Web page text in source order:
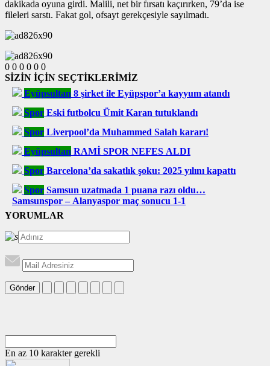
dakikada oyuna girdi. Malili, net bir fırsatı kaçırırken, 79’da ise
fileleri sarstı. Fakat gol, ofsayt gerekçesiyle sayılmadı.
0 0 0 0 0 0
SİZİN İÇİN SEÇTİKLERİMİZ
Eyüpsultan 8 şirket ile Eyüpspor’a kayyum atandı
Spor Eski futbolcu Ümit Karan tutuklandı
Spor Liverpool’da Muhammed Salah kararı!
Eyüpsultan RAMİ SPOR NEFES ALDI
Spor Barcelona’da sakatlık şoku: 2025 yılını kapattı
Spor Samsun uzatmada 1 puana razı oldu…
Samsunspor – Alanyaspor maç sonucu 1-1
YORUMLAR
Gönder
En az 10 karakter gerekli